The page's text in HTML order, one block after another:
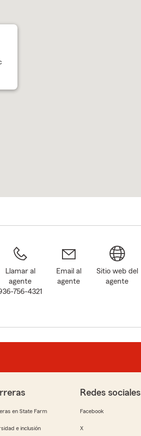
Llamar al
agente
756-4321
Email al
agente
Sitio web del
agente
en State Farm
e inclusión
Redes sociales
Facebook
X